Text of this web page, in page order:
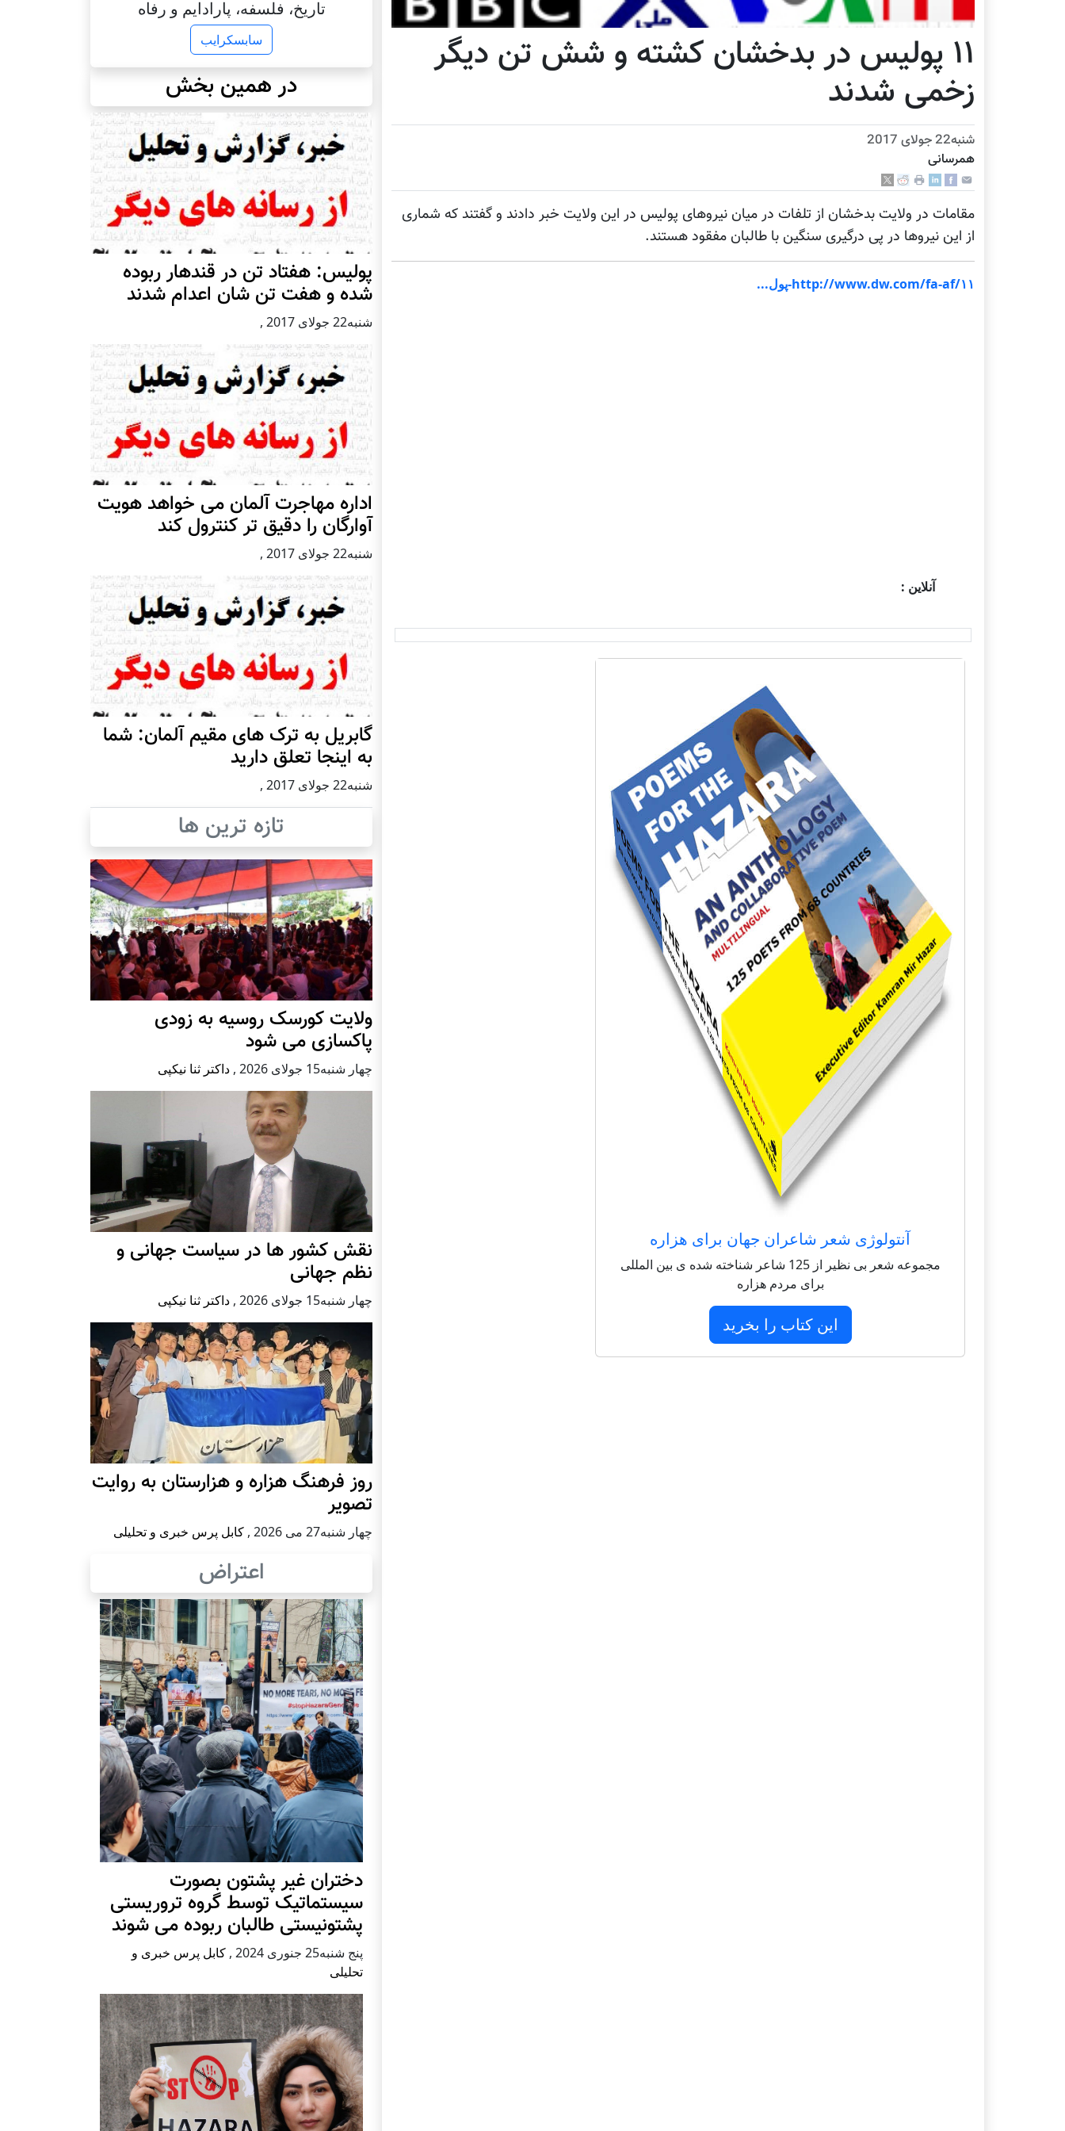
۱۱ پولیس در بدخشان کشته و شش تن دیگر
زخمی شدند
شنبه22 جولای 2017
همرسانی
مقامات در ولایت بدخشان از تلفات در میان نیروهای پولیس در این ولایت خبر دادند و گفتند که شماری
از این نیروها در پی درگیری سنگین با طالبان مفقود هستند.
آنلاین :
http://www.dw.com/fa-af/۱۱-پول...
آنتولوژی شعر شاعران جهان برای هزاره
مجموعه شعر بی نظیر از 125 شاعر شناخته شده ی بین المللی
برای مردم هزاره
این کتاب را بخرید
تاریخ، فلسفه، پارادایم و رفاه
سابسکرایب
در همین بخش
پولیس: هفتاد تن در قندهار ربوده
شده و هفت تن شان اعدام شدند
شنبه22 جولای 2017 ,
اداره مهاجرت آلمان می خواهد هویت
آوارگان را دقیق تر کنترول کند
شنبه22 جولای 2017 ,
گابریل به ترک های مقیم آلمان: شما
به اینجا تعلق دارید
شنبه22 جولای 2017 ,
تازه ترین ها
ولایت کورسک روسیه به زودی
پاکسازی می شود
چهار شنبه15 جولای 2026 , داکتر ثنا نیکپی
نقش کشور ها در سیاست جهانی و
نظم جهانی
چهار شنبه15 جولای 2026 , داکتر ثنا نیکپی
روز فرهنگ هزاره و هزارستان به روایت
تصویر
چهار شنبه27 می 2026 , کابل پرس خبری و تحلیلی
اعتراض
دختران غیر پشتون بصورت
سیستماتیک توسط گروه تروریستی
پشتونیستی طالبان ربوده می شوند
پنج شنبه25 جنوری 2024 , کابل پرس خبری و
تحلیلی